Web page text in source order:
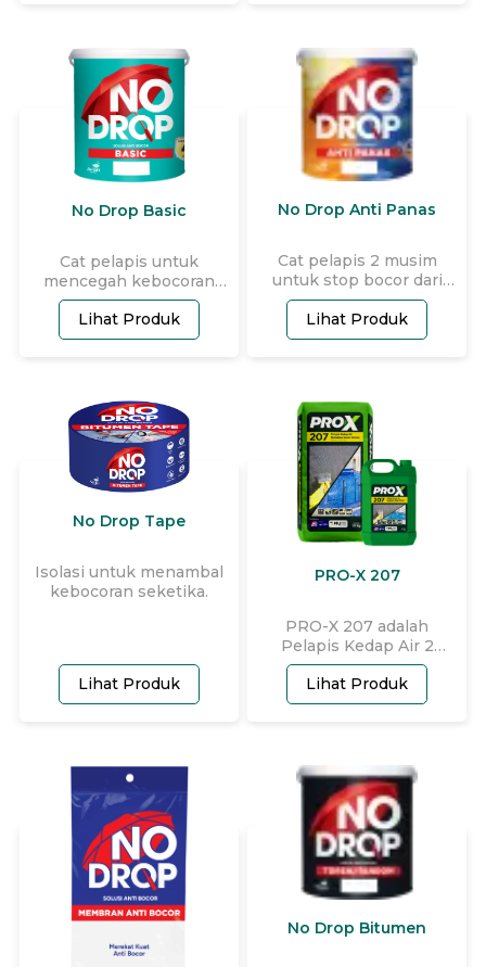
No Drop Basic
Cat pelapis untuk
mencegah kebocoran
dengan harga ekonomis.
Lihat Produk
No Drop Anti Panas
Cat pelapis 2 musim
untuk stop bocor dari
dinding tetangga &
membuat ruangan lebih
sejuk.
Lihat Produk
No Drop Tape
Isolasi untuk menambal
kebocoran seketika.
Lihat Produk
PRO-X 207
PRO-X 207 adalah
Pelapis Kedap Air 2
Komponen berbahan
dasar semen, filler, aditif,
dan Acrylic Copolymer
dan mudah diaplikasikan.
PRO-X 207 dapat
diaplikasikan pada
beragam area basah baik
eksterior maupun
interior seperti kamar
mandi, dak beton, dan
balkon, atau area
terendam seperti ground
water tank, basement,
Lihat Produk
No Drop Bitumen